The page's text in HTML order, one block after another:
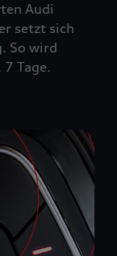
Audi
setzt sich
So wird
Tage.